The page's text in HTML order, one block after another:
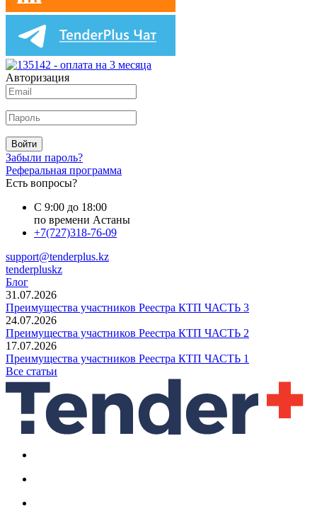
Авторизация
Войти
Забыли пароль?
Реферальная программа
Есть вопросы?
С 9:00 до 18:00
по времени Астаны
+7(727)318-76-09
support@tenderplus.kz
tenderpluskz
Блог
31.07.2026
Преимущества участников Реестра КТП ЧАСТЬ 3
24.07.2026
Преимущества участников Реестра КТП ЧАСТЬ 2
17.07.2026
Преимущества участников Реестра КТП ЧАСТЬ 1
Все статьи